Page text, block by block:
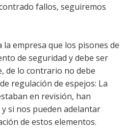
fallos, seguiremos
la empresa que los pisones de
de seguridad y debe ser
de lo contrario no debe
regulación de espejos: La
en revisión, han
si nos pueden adelantar
de estos elementos.